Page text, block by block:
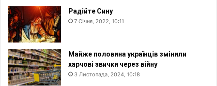
Радійте Сину
7 Січня, 2022, 10:11
Майже половина українців змінили
харчові звички через війну
3 Листопада, 2024, 10:18